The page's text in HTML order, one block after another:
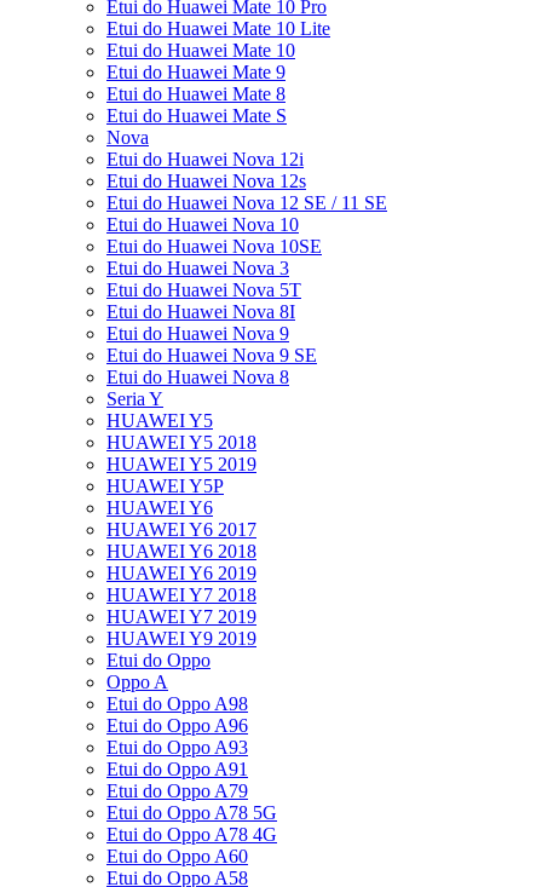
Etui do Huawei Mate 10 Pro
Etui do Huawei Mate 10 Lite
Etui do Huawei Mate 10
Etui do Huawei Mate 9
Etui do Huawei Mate 8
Etui do Huawei Mate S
Nova
Etui do Huawei Nova 12i
Etui do Huawei Nova 12s
Etui do Huawei Nova 12 SE / 11 SE
Etui do Huawei Nova 10
Etui do Huawei Nova 10SE
Etui do Huawei Nova 3
Etui do Huawei Nova 5T
Etui do Huawei Nova 8I
Etui do Huawei Nova 9
Etui do Huawei Nova 9 SE
Etui do Huawei Nova 8
Seria Y
HUAWEI Y5
HUAWEI Y5 2018
HUAWEI Y5 2019
HUAWEI Y5P
HUAWEI Y6
HUAWEI Y6 2017
HUAWEI Y6 2018
HUAWEI Y6 2019
HUAWEI Y7 2018
HUAWEI Y7 2019
HUAWEI Y9 2019
Etui do Oppo
Oppo A
Etui do Oppo A98
Etui do Oppo A96
Etui do Oppo A93
Etui do Oppo A91
Etui do Oppo A79
Etui do Oppo A78 5G
Etui do Oppo A78 4G
Etui do Oppo A60
Etui do Oppo A58